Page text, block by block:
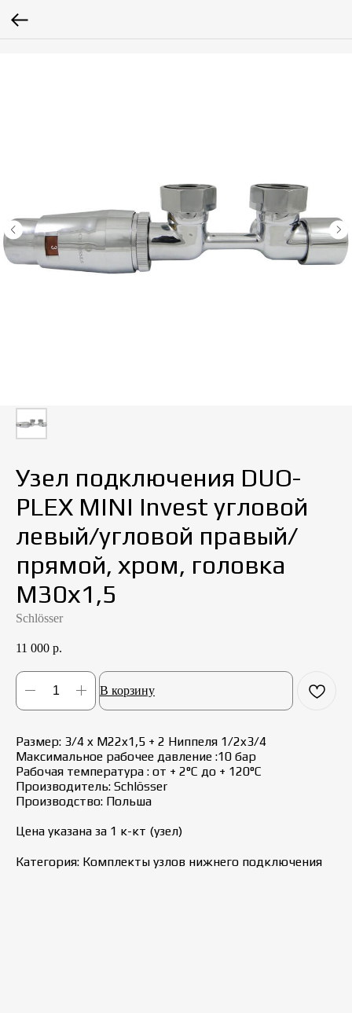
Узел подключения DUO-
PLEX MINI Invest угловой
левый/угловой правый/
прямой, хром, головка
М30х1,5
Schlösser
11 000 р.
В корзину
Размер: 3/4 x М22x1,5 + 2 Ниппеля 1/2x3/4
Максимальное рабочее давление :10 бар
Рабочая температура : от + 2°С до + 120°С
Производитель: Schlösser
Производство: Польша
Цена указана за 1 к-кт (узел)
Категория: Комплекты узлов нижнего подключения